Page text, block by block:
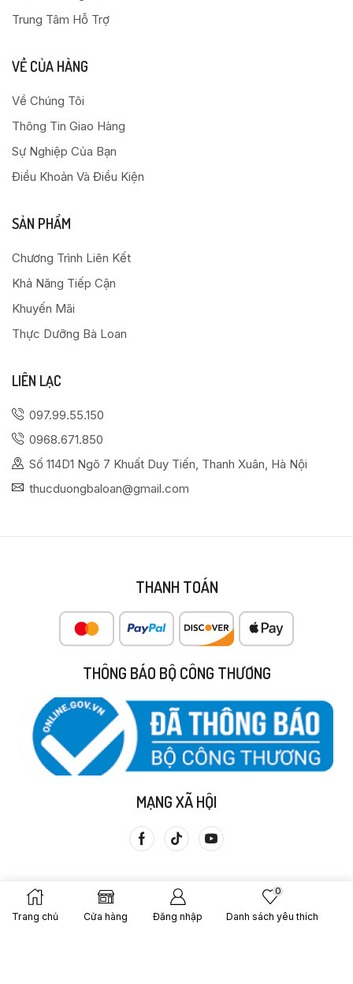
Trang chủ Cửa hàng Đăng nhập
0
Danh sách yêu thích
Trung Tâm Hỗ Trợ
VỀ CỦA HÀNG
Về Chúng Tôi
Thông Tin Giao Hàng
Sự Nghiệp Của Bạn
Điều Khoản Và Điều Kiện
SẢN PHẨM
Chương Trình Liên Kết
Khả Năng Tiếp Cận
Khuyến Mãi
Thực Dưỡng Bà Loan
LIÊN LẠC
097.99.55.150
0968.671.850
Số 114D1 Ngõ 7 Khuất Duy Tiến, Thanh Xuân, Hà Nội
thucduongbaloan@gmail.com
THANH TOÁN
THÔNG BÁO BỘ CÔNG THƯƠNG
MẠNG XÃ HỘI
Copyright © 2013 Cửa Hàng Thực Dưỡng Bà Loan. Được Tạo